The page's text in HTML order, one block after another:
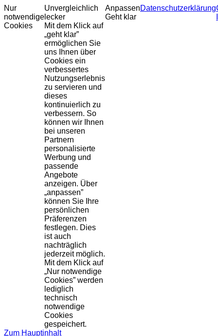
Nur
notwendige
Cookies
Unvergleichlich
lecker
Mit dem Klick auf
„geht klar”
ermöglichen Sie
uns Ihnen über
Cookies ein
verbessertes
Nutzungserlebnis
zu servieren und
dieses
kontinuierlich zu
verbessern. So
können wir Ihnen
bei unseren
Partnern
personalisierte
Werbung und
passende
Angebote
anzeigen. Über
„anpassen”
können Sie Ihre
persönlichen
Präferenzen
festlegen. Dies
ist auch
nachträglich
jederzeit möglich.
Mit dem Klick auf
„Nur notwendige
Cookies” werden
lediglich
technisch
notwendige
Cookies
gespeichert.
Anpassen
Geht klar
Datenschutzerklärung
Zum Hauptinhalt